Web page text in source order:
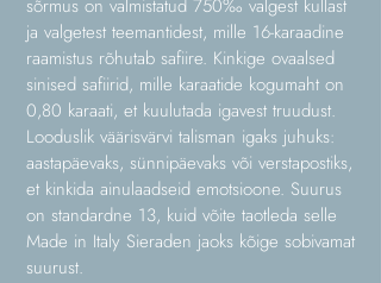
sõrmus on valmistatud 750‰ valgest kullast
ja valgetest teemantidest, mille 16-karaadine
raamistus rõhutab safiire. Kinkige ovaalsed
sinised safiirid, mille karaatide kogumaht on
0,80 karaati, et kuulutada igavest truudust.
Looduslik väärisvärvi talisman igaks juhuks:
aastapäevaks, sünnipäevaks või verstapostiks,
et kinkida ainulaadseid emotsioone. Suurus
on standardne 13, kuid võite taotleda selle
Made in Italy Sieraden jaoks kõige sobivamat
suurust.